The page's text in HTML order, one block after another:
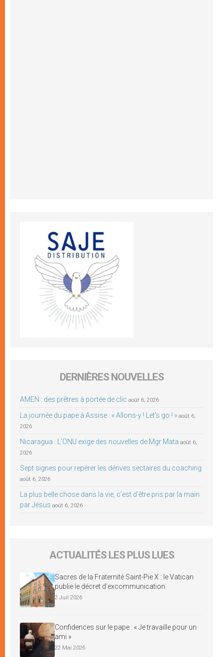
DERNIÈRES NOUVELLES
AMEN : des prêtres à portée de clic août 6, 2026
La journée du pape à Assise : « Allons-y ! Let’s go ! » août 6,
2026
Nicaragua : L’ONU exige des nouvelles de Mgr Mata août 6,
2026
Sept signes pour repérer les dérives sectaires du coaching
août 6, 2026
La plus belle chose dans la vie, c’est d’être pris par la main
par Jésus août 6, 2026
ACTUALITÉS LES PLUS LUES
Sacres de la Fraternité Saint-Pie X : le Vatican
publie le décret d’excommunication
2 Juil 2026
Confidences sur le pape : « Je travaille pour un
ami »
22 Mai 2026